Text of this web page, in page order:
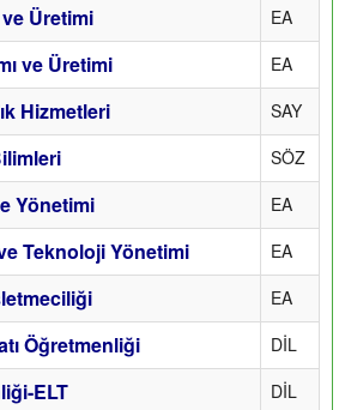
ve Üretimi EA
ve Üretimi EA
Hizmetleri SAY
SÖZ
Yönetimi EA
Teknoloji Yönetimi EA
EA
Öğretmenliği DİL
ELT DİL